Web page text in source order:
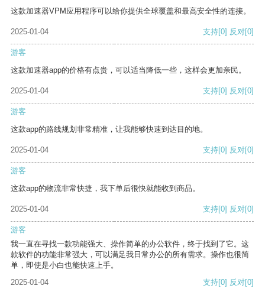
这款加速器VPM应用程序可以给你提供全球覆盖和最高安全性的连接。
2025-01-04 支持[0] 反对[0]
游客
这款加速器app的价格有点贵，可以适当降低一些，这样会更加亲民。
2025-01-04 支持[0] 反对[0]
游客
这款app的路线规划非常精准，让我能够快速到达目的地。
2025-01-04 支持[0] 反对[0]
游客
这款app的物流非常快捷，我下单后很快就能收到商品。
2025-01-04 支持[0] 反对[0]
游客
我一直在寻找一款功能强大、操作简单的办公软件，终于找到了它。这
款软件的功能非常强大，可以满足我日常办公的所有需求。操作也很简
单，即使是小白也能快速上手。
2025-01-04
支持[0] 反对[0]